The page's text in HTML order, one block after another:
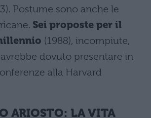
Postume sono anche le
Sei proposte per il
(1988), incompiute,
dovuto presentare in
alla Harvard
ARIOSTO: LA VITA